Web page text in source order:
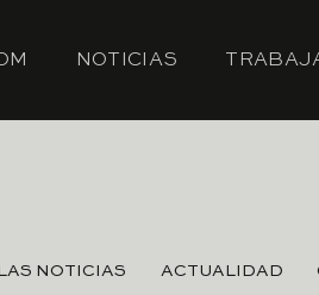
NOTICIAS
NOTICIAS ACTUALIDAD